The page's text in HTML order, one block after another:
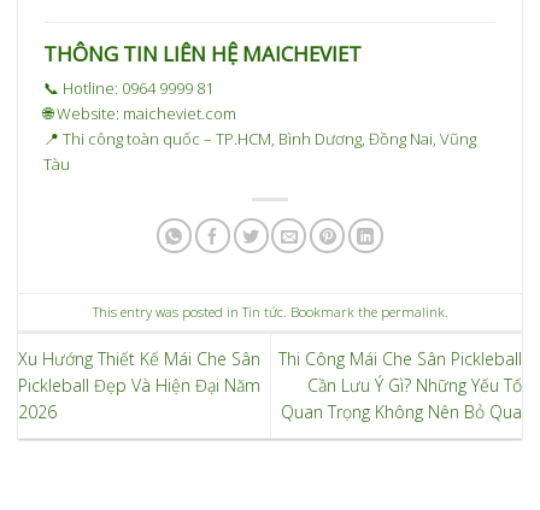
THÔNG TIN LIÊN HỆ MAICHEVIET
📞 Hotline: 0964 9999 81
🌐 Website: maicheviet.com
📍 Thi công toàn quốc – TP.HCM, Bình Dương, Đồng Nai, Vũng
Tàu
This entry was posted inTin tức. Bookmark the permalink.
Xu Hướng Thiết Kế Mái Che Sân
Pickleball Đẹp Và Hiện Đại Năm
2026
Thi Công Mái Che Sân Pickleball
Cần Lưu Ý Gì? Những Yếu Tố
Quan Trọng Không Nên Bỏ Qua